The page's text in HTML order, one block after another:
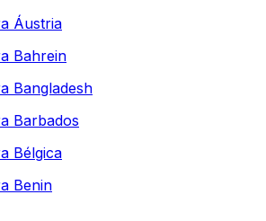
Áustria
Bahrein
Bangladesh
Barbados
Bélgica
Benin